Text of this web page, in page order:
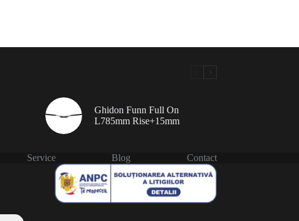
Ghidon Funn Full On
L785mm Rise+15mm
Service Blog
Contact